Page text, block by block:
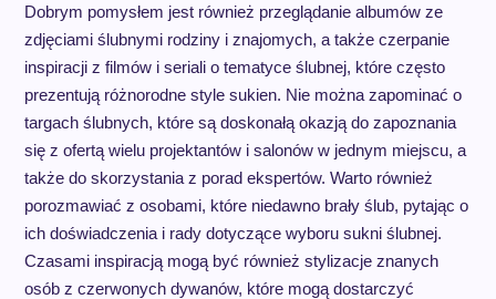
Dobrym pomysłem jest również przeglądanie albumów ze
zdjęciami ślubnymi rodziny i znajomych, a także czerpanie
inspiracji z filmów i seriali o tematyce ślubnej, które często
prezentują różnorodne style sukien. Nie można zapominać o
targach ślubnych, które są doskonałą okazją do zapoznania
się z ofertą wielu projektantów i salonów w jednym miejscu, a
także do skorzystania z porad ekspertów. Warto również
porozmawiać z osobami, które niedawno brały ślub, pytając o
ich doświadczenia i rady dotyczące wyboru sukni ślubnej.
Czasami inspiracją mogą być również stylizacje znanych
osób z czerwonych dywanów, które mogą dostarczyć